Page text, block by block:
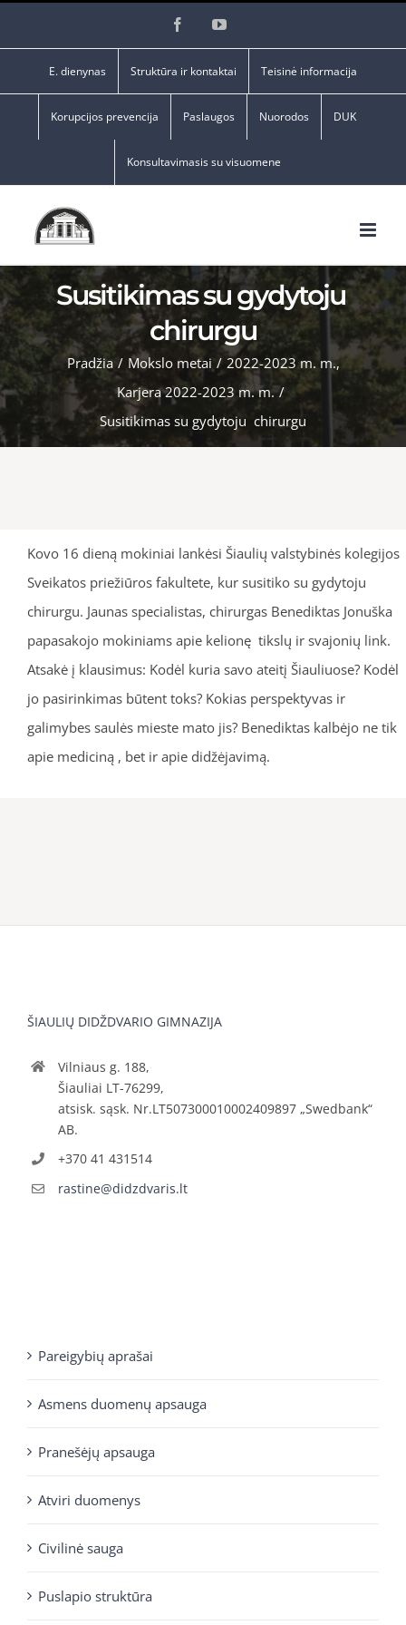
FacebookYouTube
E. dienynas Struktūra ir kontaktai Teisinė informacija
Korupcijos prevencija Paslaugos Nuorodos DUK
Konsultavimasis su visuomene
Susitikimas su gydytoju
chirurgu
Pradžia / Mokslo metai / 2022-2023 m. m.,
Karjera 2022-2023 m. m. /
Susitikimas su gydytoju chirurgu
Kovo 16 dieną mokiniai lankėsi Šiaulių valstybinės kolegijos
Sveikatos priežiūros fakultete, kur susitiko su gydytoju
chirurgu. Jaunas specialistas, chirurgas Benediktas Jonuška
papasakojo mokiniams apie kelionę tikslų ir svajonių link.
Atsakė į klausimus: Kodėl kuria savo ateitį Šiauliuose? Kodėl
jo pasirinkimas būtent toks? Kokias perspektyvas ir
galimybes saulės mieste mato jis? Benediktas kalbėjo ne tik
apie mediciną , bet ir apie didžėjavimą.
ŠIAULIŲ DIDŽDVARIO GIMNAZIJA
Vilniaus g. 188,
Šiauliai LT-76299,
atsisk. sąsk. Nr.LT507300010002409897 „Swedbank“
AB.
+370 41 431514
rastine@didzdvaris.lt
Pareigybių aprašai
Asmens duomenų apsauga
Pranešėjų apsauga
Atviri duomenys
Civilinė sauga
Puslapio struktūra